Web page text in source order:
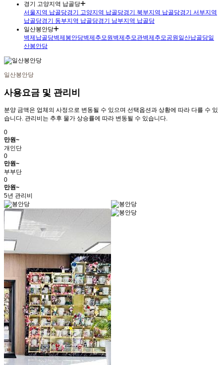
경기 고양지역 납골당
서울지역 납골당경기 고양지역 납골당경기 북부지역 납골당경기 서부지역
납골당경기 동부지역 납골당경기 남부지역 납골당
일산봉안당
벽제납골당벽제봉안당벽제추모원 벽제추모관벽제추모공원 일산납골당일
산봉안당
일산봉안당
사용요금 및 관리비
분양 금액은 업체의 사정으로 변동될 수 있으며 선택옵션과 상황에 따라 다를 수 있
습니다. 관리비는 추후 물가 상승률에 따라 변동될 수 있습니다.
0
만원~
개인단
0
만원~
부부단
0
만원~
5년 관리비